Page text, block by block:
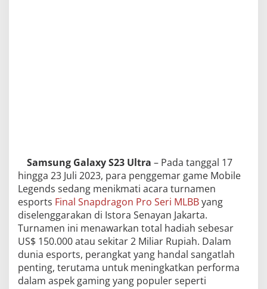
Samsung Galaxy S23 Ultra – Pada tanggal 17
hingga 23 Juli 2023, para penggemar game Mobile
Legends sedang menikmati acara turnamen
esports Final Snapdragon Pro Seri MLBByang
diselenggarakan di Istora Senayan Jakarta.
Turnamen ini menawarkan total hadiah sebesar
US$ 150.000 atau sekitar 2 Miliar Rupiah. Dalam
dunia esports, perangkat yang handal sangatlah
penting, terutama untuk meningkatkan performa
dalam aspek gaming yang populer seperti